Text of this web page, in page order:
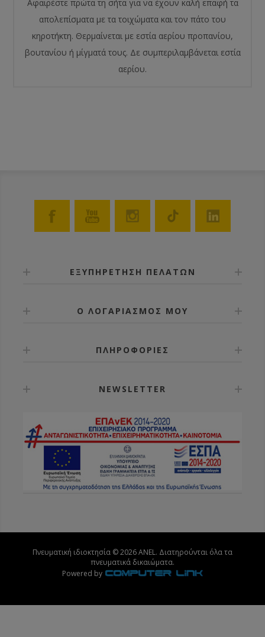
Αφαιρέστε πρώτα τη σήτα για να έχουν καλή επαφή τα
απολεπίσματα με τα τοιχώματα και τον πάτο του
κηροτήκτη. Θερμαίνεται με εστία αερίου προπανίου,
βουτανίου ή μίγματά τους. Δε συμπεριλαμβάνεται εστία
αερίου.
ΕΞΥΠΗΡΕΤΗΣΗ ΠΕΛΑΤΩΝ
Ο ΛΟΓΑΡΙΑΣΜΟΣ ΜΟΥ
ΠΛΗΡΟΦΟΡΙΕΣ
NEWSLETTER
Πνευματική ιδιοκτησία © 2026 ANEL. Διατηρούνται όλα τα
πνευματικά δικαιώματα.
Powered by